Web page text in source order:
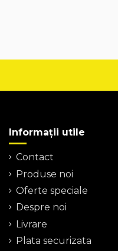
Informații utile
Contact
Produse noi
Oferte speciale
Despre noi
Livrare
Plata securizata